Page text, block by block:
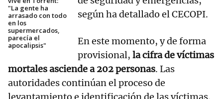
"La gente ha
arrasado con todo
en los
supermercados,
parecía el
apocalipsis"
según ha detallado el CECOPI.
En este momento, y de forma
provisional, la cifra de víctimas
mortales asciende a 202 personas. Las
autoridades continúan el proceso de